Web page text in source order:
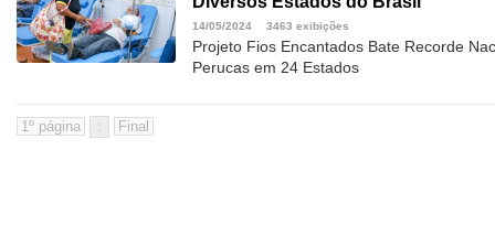
14/05/2024 3463 exibições
Projeto Fios Encantados Bate Recorde
Perucas em 24 Estados